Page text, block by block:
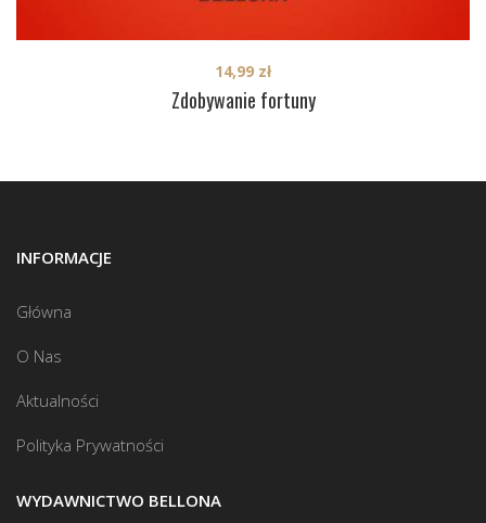
Zdobywanie fortuny
14,99 zł
INFORMACJE
Główna
O Nas
Aktualności
Polityka Prywatności
WYDAWNICTWO BELLONA